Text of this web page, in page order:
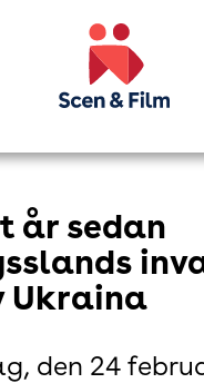
år sedan
Ukraina
den 24